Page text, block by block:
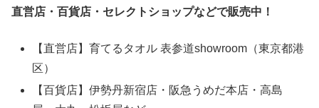
直営店・百貨店・セレクトショップなどで販売中！
【直営店】育てるタオル 表参道showroom（東京都港
区）
【百貨店】伊勢丹新宿店・阪急うめだ本店・高島